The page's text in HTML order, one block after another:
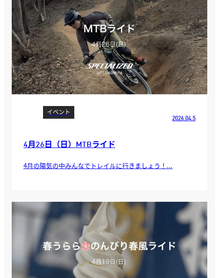
イベント
2026.04.5
4月26日（日）MTBライド
4月の陽気の中みんなでトレイルに行きましょう！...